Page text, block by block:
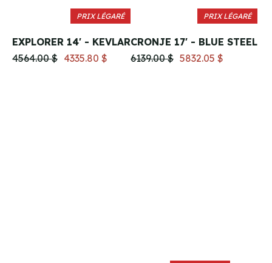
PRIX LÉGARÉ
EXPLORER 14' - KEVLAR
4564.00 $ 4335.80 $
PRIX LÉGARÉ
CRONJE 17' - BLUE STEEL
6139.00 $ 5832.05 $